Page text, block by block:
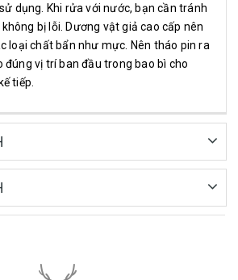
dụng. Khi rửa với nước, bạn cần tránh
bị lỗi. Dương vật giả cao cấp nên
loại chất bẩn như mực. Nên tháo pin ra
đúng vị trí ban đầu trong bao bì cho
tiếp.